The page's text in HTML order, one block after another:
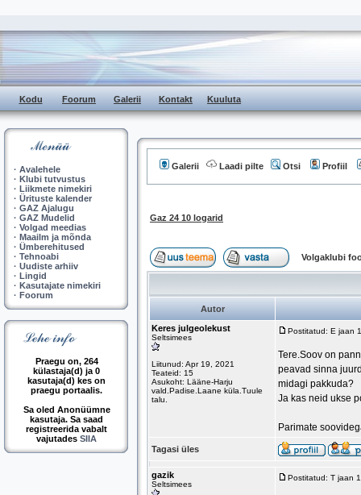
Kodu Foorum Galerii Kontakt Kuuluta
· Avalehele
· Klubi tutvustus
· Liikmete nimekiri
· Ürituste kalender
· GAZ Ajalugu
· GAZ Mudelid
· Volgad meedias
· Maailm ja mõnda
· Ümberehitused
· Tehnoabi
· Uudiste arhiiv
· Lingid
· Kasutajate nimekiri
· Foorum
Praegu on, 264
külastaja(d) ja 0
kasutaja(d) kes on
praegu portaalis.
Sa oled Anonüümne
kasutaja. Sa saad
registreerida vabalt
vajutades SIIA
Galerii Laadi pilte Otsi Profiil
Gaz 24 10 logarid
Volgaklubi
Autor
Keres julgeolekust
Seltsimees
Liitunud: Apr 19, 2021
Teateid: 15
Asukoht: Lääne-Harju
vald.Padise.Laane küla.Tuule
talu.
Postitatud: E jaan
Tere.Soov on
peavad sinna
midagi pakkuda?
Ja kas neid ukse
Parimate
Tagasi üles
gazik
Seltsimees
Postitatud: T jaan